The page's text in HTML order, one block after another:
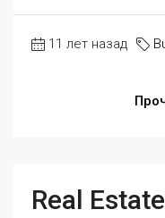
11 лет назад
Real